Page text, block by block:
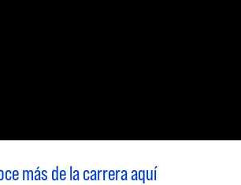
más de la carrera aquí